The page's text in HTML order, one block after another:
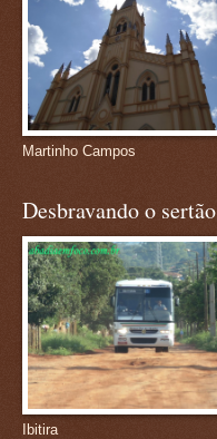
Martinho Campos
Desbravando o sertão
Ibitira